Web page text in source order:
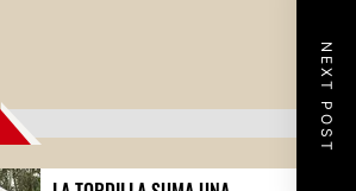
NEXT POST